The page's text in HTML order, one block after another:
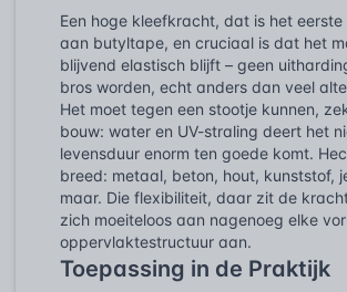
Een hoge kleefkracht, dat is het
aan butyltape, en cruciaal is dat het
blijvend elastisch blijft – geen
bros worden, echt anders dan veel
Het moet tegen een stootje kunnen,
bouw: water en UV-straling deert het
levensduur enorm ten goede komt.
breed: metaal, beton, hout, kunststof,
maar. Die flexibiliteit, daar zit de
zich moeiteloos aan nagenoeg elke
oppervlaktestructuur aan.
Toepassing in de Praktijk